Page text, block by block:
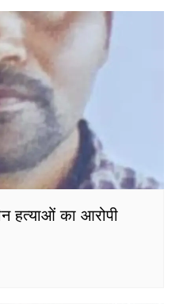
हत्याओं का आरोपी